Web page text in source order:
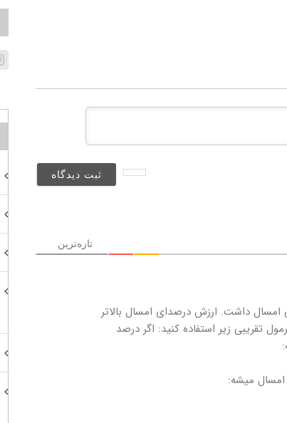
تازه‌ترین
امسال داشت. ارزش درصدای امسال بالاتر
تقریبی زیر استفاده کنید: اگر درصد